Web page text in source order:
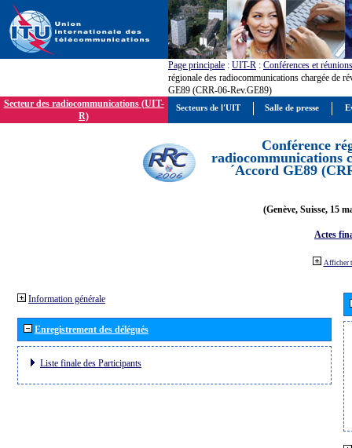
Page principale : UIT-R : Conférences et réunions
régionale des radiocommunications chargée de
GE89 (CRR-06-Rev.GE89)
Secteur des radiocommunications (UIT-
R)
Conférence
radiocommunications
´Accord GE89
(Genève, Suisse, 15
Actes
Afficher
Information générale
Enregistrement des délégués
Liste finale des Participants
Secteurs de l'UIT Salle de presse